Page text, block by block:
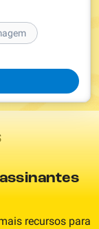
recursos para